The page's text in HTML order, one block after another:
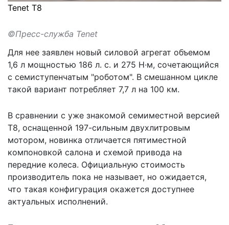
Tenet T8
©Пресс-служба Tenet
Для нее заявлен новый силовой агрегат объемом
1,6 л мощностью 186 л. с. и 275 Н·м, сочетающийся
с семиступенчатым "роботом". В смешанном цикле
такой вариант потребляет 7,7 л на 100 км.
В сравнении с уже знакомой семиместной версией
T8, оснащенной 197-сильным двухлитровым
мотором, новинка отличается пятиместной
компоновкой салона и схемой привода на
передние колеса. Официальную стоимость
производитель пока не называет, но ожидается,
что такая конфигурация окажется доступнее
актуальных исполнений.